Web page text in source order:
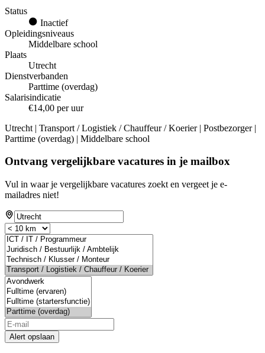
Status
Inactief
Opleidingsniveaus
Middelbare school
Plaats
Utrecht
Dienstverbanden
Parttime (overdag)
Salarisindicatie
€14,00 per uur
Utrecht | Transport / Logistiek / Chauffeur / Koerier | Postbezorger |
Parttime (overdag) | Middelbare school
Ontvang vergelijkbare vacatures in je mailbox
Vul in waar je vergelijkbare vacatures zoekt en vergeet je e-
mailadres niet!
Alert opslaan